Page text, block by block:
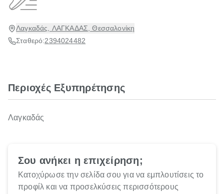
Λαγκαδάς, ΛΑΓΚΑΔΑΣ, Θεσσαλονίκη
Σταθερό:2394024482
Περιοχές Εξυπηρέτησης
Λαγκαδάς
Σου ανήκει η επιχείρηση;
Κατοχύρωσε την σελίδα σου για να εμπλουτίσεις το
προφίλ και να προσελκύσεις περισσότερους